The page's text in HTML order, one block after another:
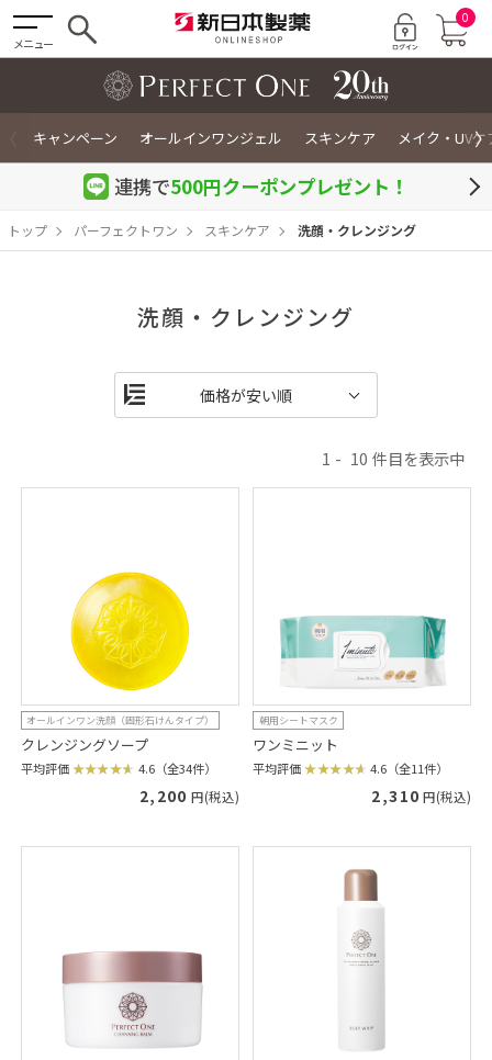
メニュー
0
キャンペーン オールインワンジェル スキンケア メイク・UVケ
〉
連携で500円クーポンプレゼント！
トップ パーフェクトワン スキンケア 洗顔・クレンジング
洗顔・クレンジング
1 10
オールインワン洗顔（固形石けんタイプ）
クレンジングソープ
平均評価 4.6（全34件）
2,200 円(税込)
朝用シートマスク
ワンミニット
平均評価 4.6（全11件）
2,310 円(税込)